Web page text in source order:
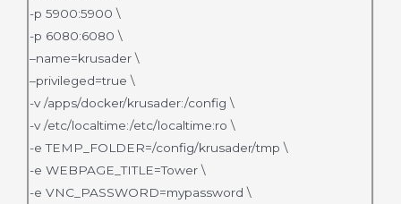
-p 5900:5900 \
-p 6080:6080 \
–name=krusader \
–privileged=true \
-v /apps/docker/krusader:/config \
-v /etc/localtime:/etc/localtime:ro \
-e TEMP_FOLDER=/config/krusader/tmp \
-e WEBPAGE_TITLE=Tower \
-e VNC_PASSWORD=mypassword \